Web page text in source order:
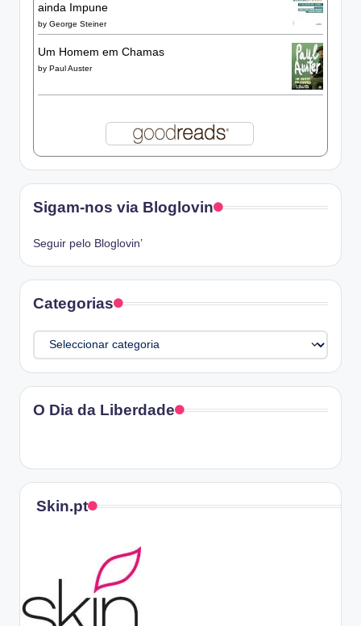
ainda Impune
by George Steiner
Um Homem em Chamas
by Paul Auster
Sigam-nos via Bloglovin
Seguir pelo Bloglovin’
Categorias
Categorias
O Dia da Liberdade
Skin.pt